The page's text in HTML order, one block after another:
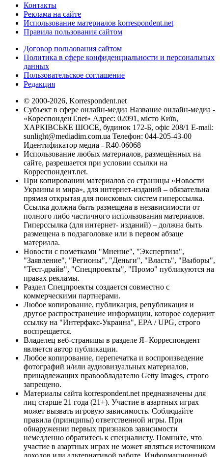
Контакты
Реклама на сайте
Использование материалов korrespondent.net
Правила пользования сайтом
Договор пользования сайтом
Политика в сфере конфиденциальности и персональных
данных
Пользовательское соглашение
Редакция
© 2000-2026, Korrespondent.net
Субъект в сфере онлайн-медиа Название онлайн-медиа -
«КореспонденТ.net» Адрес: 02091, місто Київ,
ХАРКІВСЬКЕ ШОСЕ, будинок 172-Б, офіс 208/1 E-mail:
sunlight@mediadim.com.ua Телефон: 044-205-43-00
Идентификатор медиа - R40-06068
Использование любых материалов, размещённых на
сайте, разрешается при условии ссылки на
Корреспондент.net.
При копировании материалов со страницы «Новости
Украины и мира», для интернет-изданий – обязательна
прямая открытая для поисковых систем гиперссылка.
Ссылка должна быть размещена в независимости от
полного либо частичного использования материалов.
Гиперссылка (для интернет- изданий) – должна быть
размещена в подзаголовке или в первом абзаце
материала.
Новости с пометками "Мнение", "Экспертиза",
"Заявление", "Регионы", "Деньги", "Власть", "Выборы",
"Тест-драйв", "Спецпроекты", "Промо" публикуются на
правах рекламы.
Раздел Спецпроекты создается совместно с
коммерческими партнерами.
Любое копирование, публикация, републикация и
другое распространение информации, которое содержит
ссылку на "Интерфакс-Украина", EPA / UPG, строго
воспрещается.
Владелец веб-страницы в разделе Я- Корреспондент
является автор публикации.
Любое копирование, перепечатка и воспроизведение
фотографий и/или аудиовизуальных материалов,
принадлежащих правообладателю Getty Images, строго
запрещено.
Материалы сайта korrespondent.net предназначены для
лиц старше 21 года (21+). Участие в азартных играх
может вызвать игровую зависимость. Соблюдайте
правила (принципы) ответственной игры. При
обнаружении первых признаков зависимости
немедленно обратитесь к специалисту. Помните, что
участие в азартных играх не может являться источником
доходов или альтернативой работе. Информационный